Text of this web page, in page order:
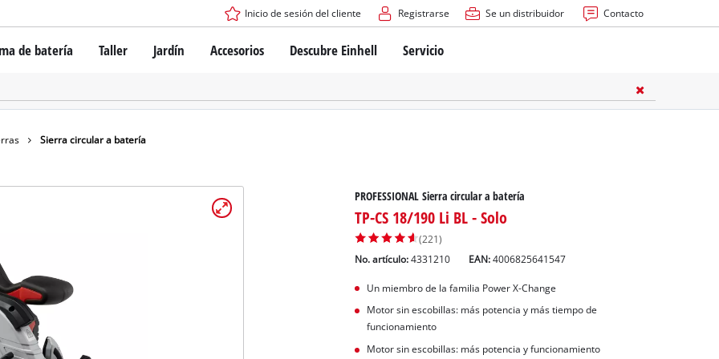
Inicio de sesión del cliente Registrarse Se un distribuidor Contacto
de batería
de batería Power X-Change
Einhell PROFESSIONAL
dispositivos PROFESSIONAL
eléctricas PROFESSIONAL
de jardín PROFESSIONAL
Taller
Destornilladores con batería
Martillo perforador
Jardín Accesorios Descubre Einhell Servicio
Sierra circular a batería
PROFESSIONAL Sierra circular a batería
TP-CS 18/190 Li BL - Solo
(221)
No. artículo: 4331210 EAN:4006825641547
Un miembro de la familia Power X-Change
Motor sin escobillas: más potencia y más tiempo de
funcionamiento
Motor sin escobillas: más potencia y funcionamiento